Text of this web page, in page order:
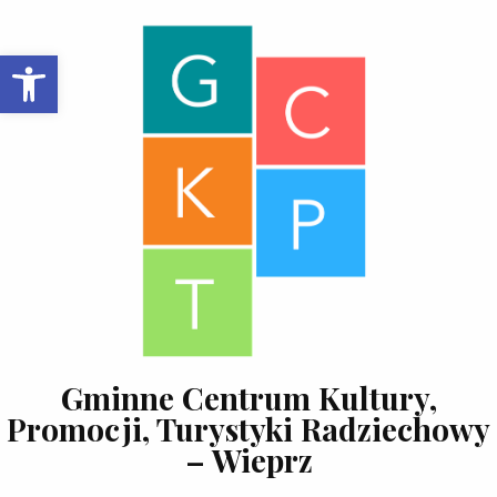
Open toolbar
Gminne Centrum Kultury,
Promocji, Turystyki Radziechowy
– Wieprz